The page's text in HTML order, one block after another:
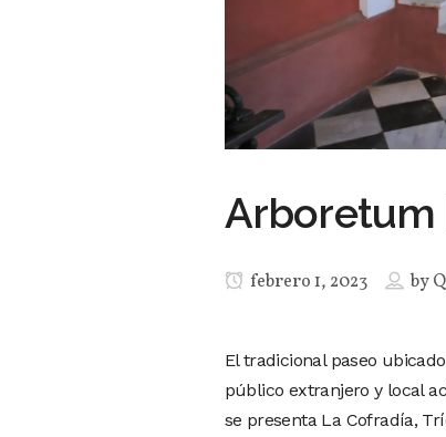
Arboretum
febrero 1, 2023 by
El tradicional paseo
público extranjero y local
se presenta La Cofradía,